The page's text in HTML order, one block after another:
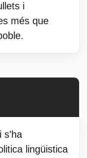
i
més que
s'ha
lingüistica